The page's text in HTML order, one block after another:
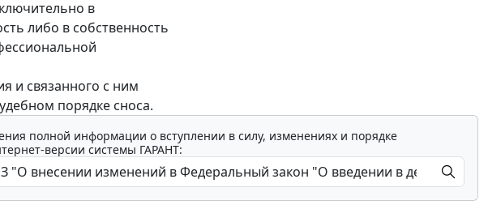
в
либо в собственность
и связанного с ним
порядке сноса.
полной информации о вступлении в силу, изменениях и порядке
версии системы ГАРАНТ: